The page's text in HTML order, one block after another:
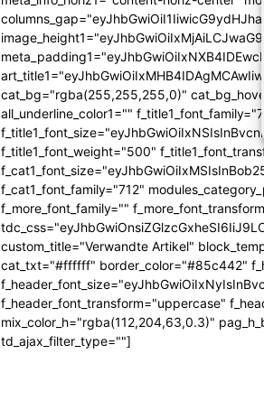
cat_bg="rgba(255,255,255,0)"
all_underline_color1=""
f_title1_font_weight="500"
f_cat1_font_family="712"
f_more_font_family=""
custom_title="Verwandte Artikel"
cat_txt="#ffffff" border_color="#85c442"
f_header_font_transform="uppercase"
mix_color_h="rgba(112,204,63,0.3)"
td_ajax_filter_type=""]